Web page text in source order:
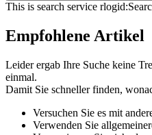
This is search service rlogid:
Empfohlene Artikel
Leider ergab Ihre Suche keine
einmal.
Damit Sie schneller finden,
Versuchen Sie es mit
Verwenden Sie